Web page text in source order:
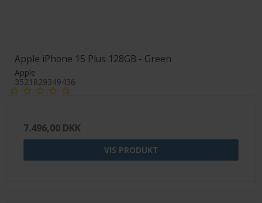
Apple iPhone 15 Plus 128GB - Green
Apple
3521829349436
7.496,00 DKK
VIS PRODUKT